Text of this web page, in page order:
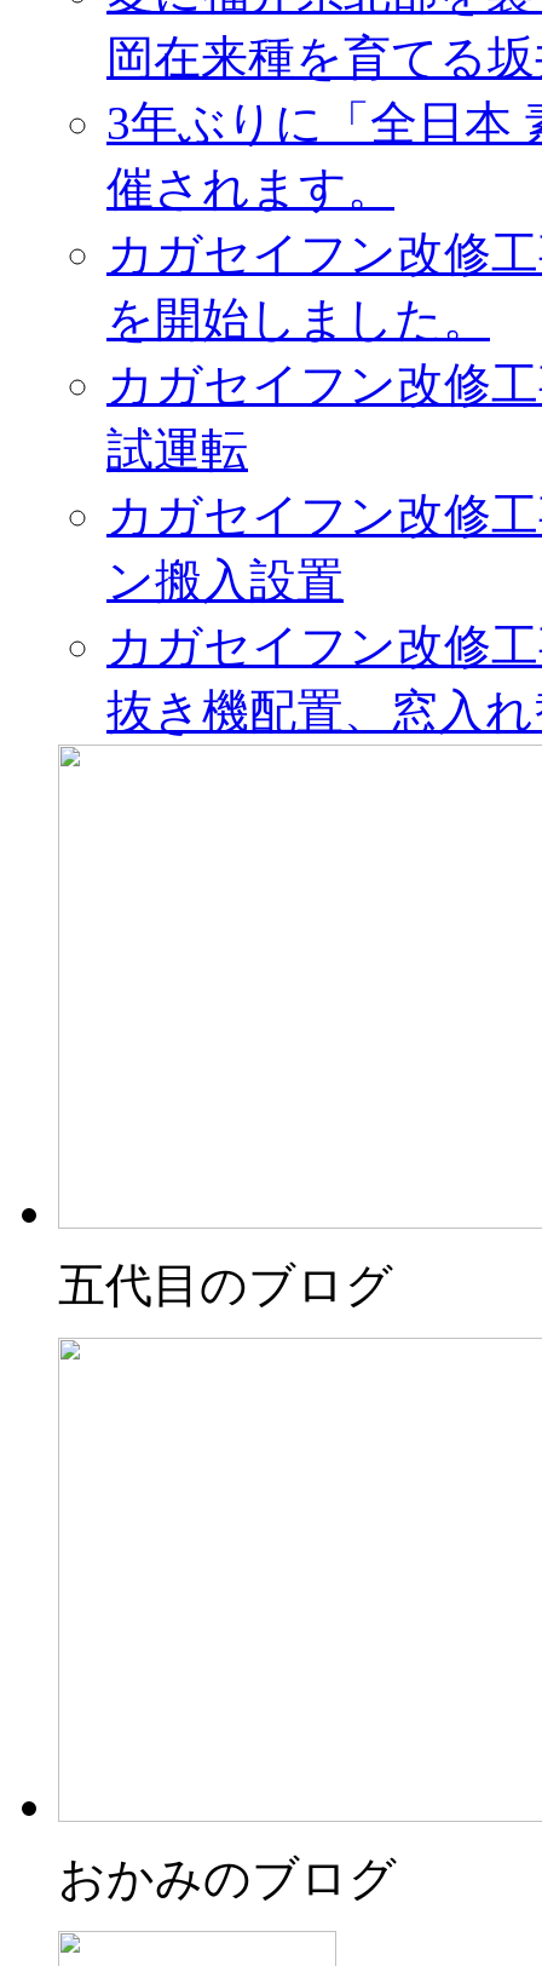
岡在来種を育てる
3年ぶりに「全日本
催されます。
カガセイフン改修
を開始しました。
カガセイフン改修
試運転
カガセイフン改修
ン搬入設置
カガセイフン改修
抜き機配置、窓入
五代目のブログ
おかみのブログ